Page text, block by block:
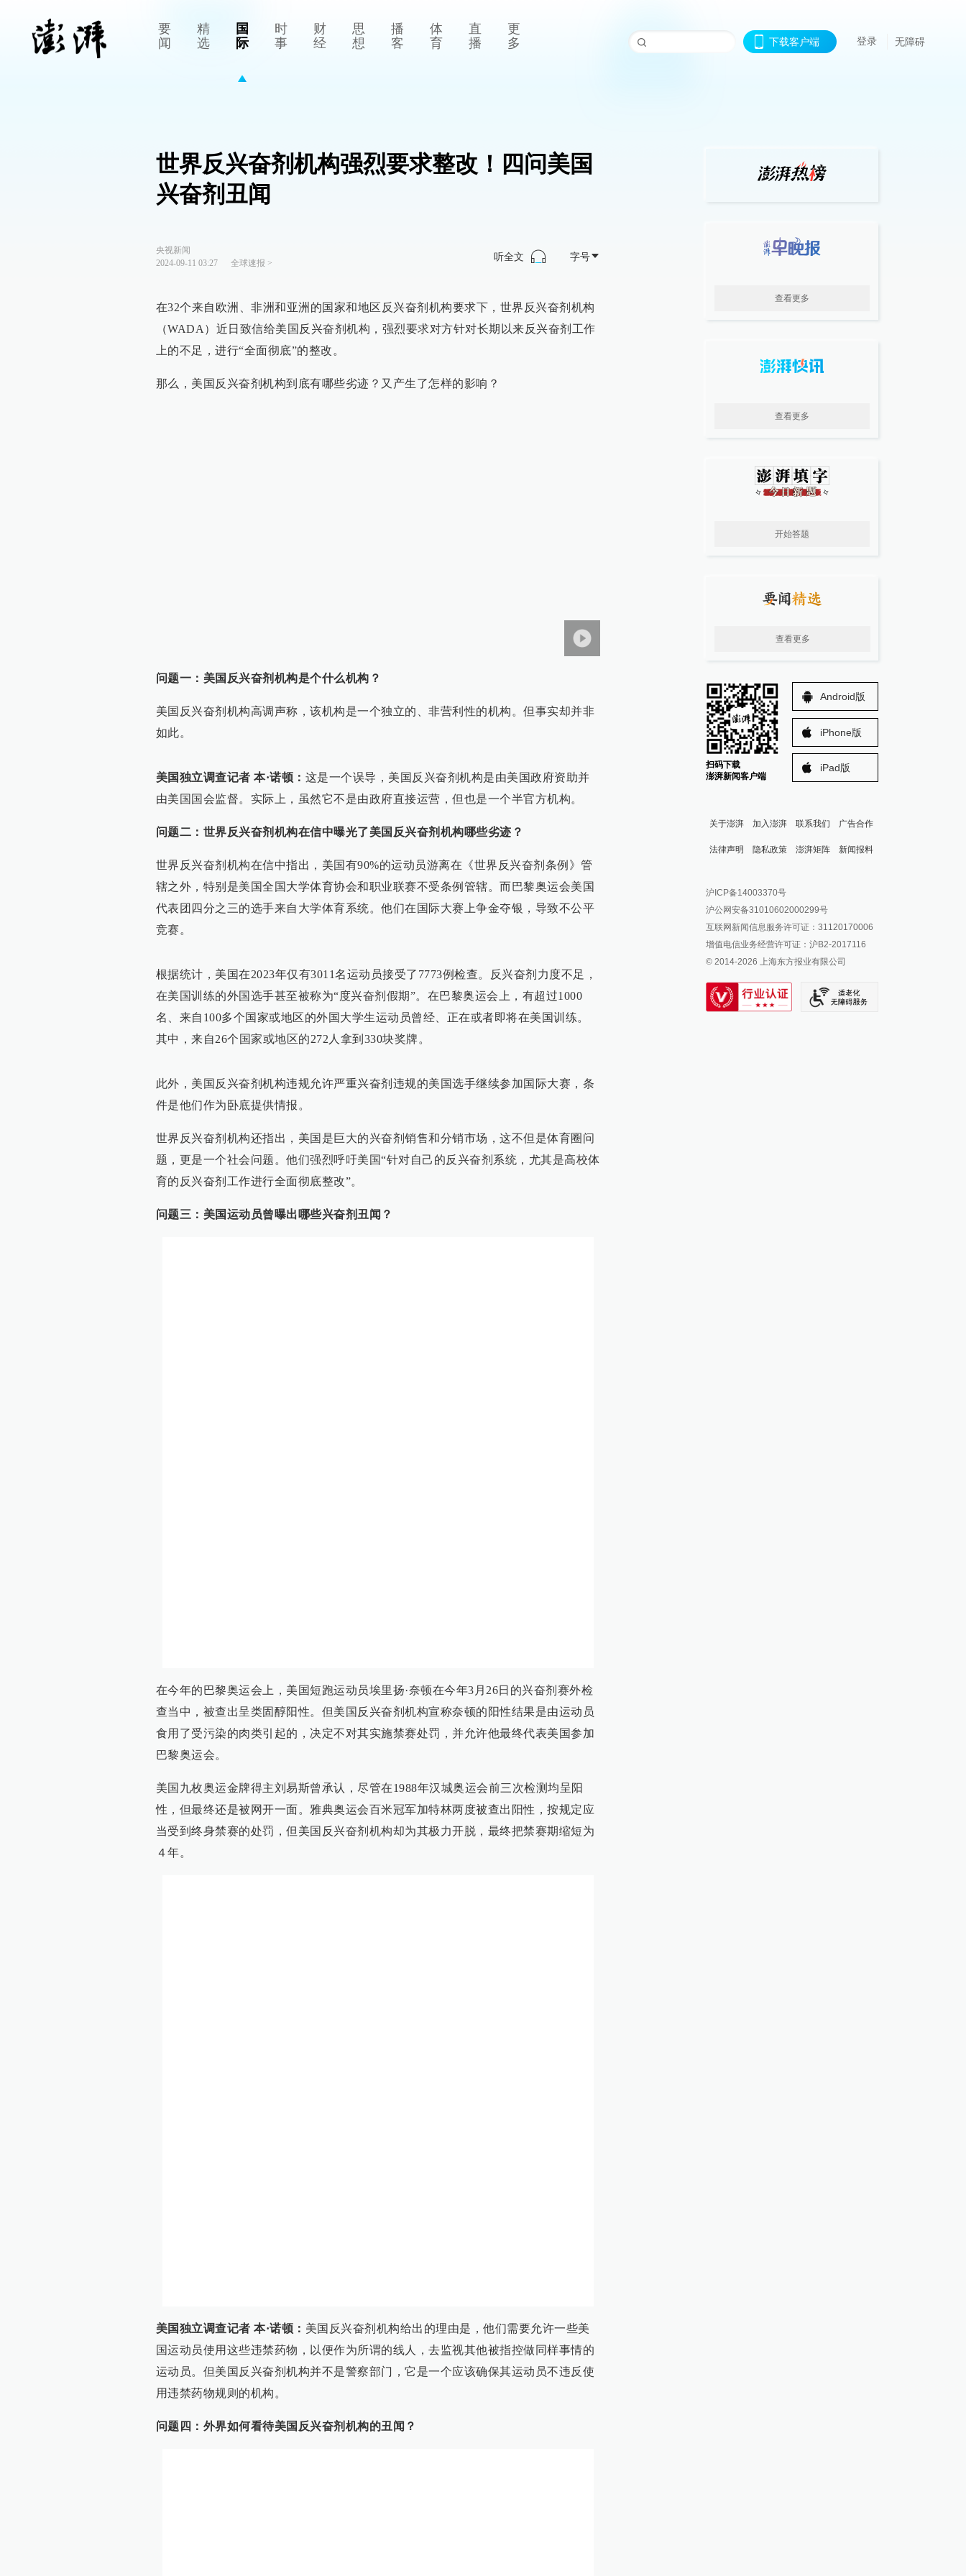
要
闻
精
选
国
际
时
事
财
经
思
想
播
客
体
育
直
播
更
多
下载客户端 登录 无障碍
世界反兴奋剂机构强烈要求整改！四问美国
兴奋剂丑闻
央视新闻
2024-09-11 03:27
全球速报 >
听全文 字号
在32个来自欧洲、非洲和亚洲的国家和地区反兴奋剂机构要求下，世界反兴奋剂机构
（WADA）近日致信给美国反兴奋剂机构，强烈要求对方针对长期以来反兴奋剂工作
上的不足，进行“全面彻底”的整改。
那么，美国反兴奋剂机构到底有哪些劣迹？又产生了怎样的影响？
问题一：美国反兴奋剂机构是个什么机构？
美国反兴奋剂机构高调声称，该机构是一个独立的、非营利性的机构。但事实却并非
如此。
美国独立调查记者 本·诺顿： 这是一个误导，美国反兴奋剂机构是由美国政府资助并
由美国国会监督。实际上，虽然它不是由政府直接运营，但也是一个半官方机构。
问题二：世界反兴奋剂机构在信中曝光了美国反兴奋剂机构哪些劣迹？
世界反兴奋剂机构在信中指出，美国有90%的运动员游离在《世界反兴奋剂条例》管
辖之外，特别是美国全国大学体育协会和职业联赛不受条例管辖。而巴黎奥运会美国
代表团四分之三的选手来自大学体育系统。他们在国际大赛上争金夺银，导致不公平
竞赛。
根据统计，美国在2023年仅有3011名运动员接受了7773例检查。反兴奋剂力度不足，
在美国训练的外国选手甚至被称为“度兴奋剂假期”。在巴黎奥运会上，有超过1000
名、来自100多个国家或地区的外国大学生运动员曾经、正在或者即将在美国训练。
其中，来自26个国家或地区的272人拿到330块奖牌。
此外，美国反兴奋剂机构违规允许严重兴奋剂违规的美国选手继续参加国际大赛，条
件是他们作为卧底提供情报。
世界反兴奋剂机构还指出，美国是巨大的兴奋剂销售和分销市场，这不但是体育圈问
题，更是一个社会问题。他们强烈呼吁美国“针对自己的反兴奋剂系统，尤其是高校体
育的反兴奋剂工作进行全面彻底整改”。
问题三：美国运动员曾曝出哪些兴奋剂丑闻？
在今年的巴黎奥运会上，美国短跑运动员埃里扬·奈顿在今年3月26日的兴奋剂赛外检
查当中，被查出呈类固醇阳性。但美国反兴奋剂机构宣称奈顿的阳性结果是由运动员
食用了受污染的肉类引起的，决定不对其实施禁赛处罚，并允许他最终代表美国参加
巴黎奥运会。
美国九枚奥运金牌得主刘易斯曾承认，尽管在1988年汉城奥运会前三次检测均呈阳
性，但最终还是被网开一面。雅典奥运会百米冠军加特林两度被查出阳性，按规定应
当受到终身禁赛的处罚，但美国反兴奋剂机构却为其极力开脱，最终把禁赛期缩短为
４年。
美国独立调查记者 本·诺顿： 美国反兴奋剂机构给出的理由是，他们需要允许一些美
国运动员使用这些违禁药物，以便作为所谓的线人，去监视其他被指控做同样事情的
运动员。但美国反兴奋剂机构并不是警察部门，它是一个应该确保其运动员不违反使
用违禁药物规则的机构。
问题四：外界如何看待美国反兴奋剂机构的丑闻？
查看更多
查看更多
开始答题
查看更多
扫码下载
澎湃新闻客户端
Android版
iPhone版
iPad版
关于澎湃 加入澎湃 联系我们 广告合作
法律声明 隐私政策 澎湃矩阵
澎湃新闻公众号
澎湃新闻抖音号
派生万物开放平台
IP SHANGHAI
SIXTH TONE
新闻报料
报料邮箱: news@thepaper.cn
沪ICP备14003370号
沪公网安备31010602000299号
互联网新闻信息服务许可证：31120170006
增值电信业务经营许可证：沪B2-2017116
© 2014-2026 上海东方报业有限公司